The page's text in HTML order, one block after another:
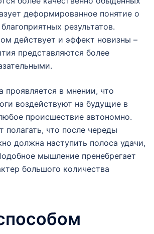
деформированное понятие о
результатов.
действует и эффект новизны –
представляются более
проявляется в мнении, что
воздействуют на будущие в
происшествие автономно.
что после череды
должна наступить полоса удачи,
мышление пренебрегает
большого количества